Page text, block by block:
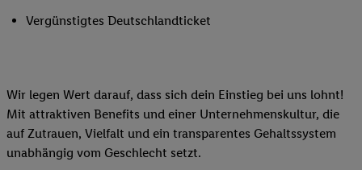
Vergünstigtes Deutschlandticket
Wir legen Wert darauf, dass sich dein Einstieg bei uns lohnt!
Mit attraktiven Benefits und einer Unternehmenskultur, die
auf Zutrauen, Vielfalt und ein transparentes Gehaltssystem
unabhängig vom Geschlecht setzt.